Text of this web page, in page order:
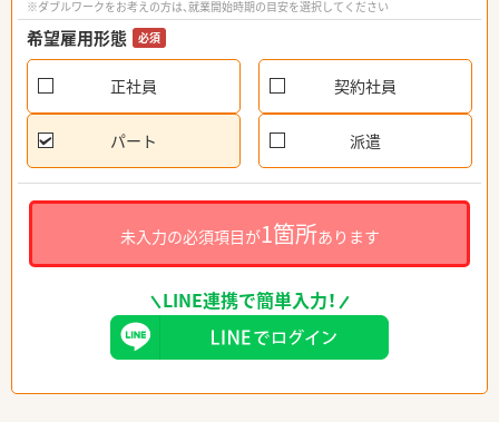
※ダブルワークをお考えの方は、就業開始時期の目安を選択してください
希望雇用形態 必須
正社員 契約社員
パート 派遣
未入力の必須項目が1箇所あります
LINE連携で簡単入力！